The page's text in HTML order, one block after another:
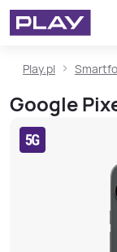
Play.pl
Google